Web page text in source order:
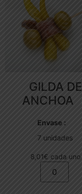
GILDA DE
ANCHOA
Envase
7 unidades
8,01€ cada uno